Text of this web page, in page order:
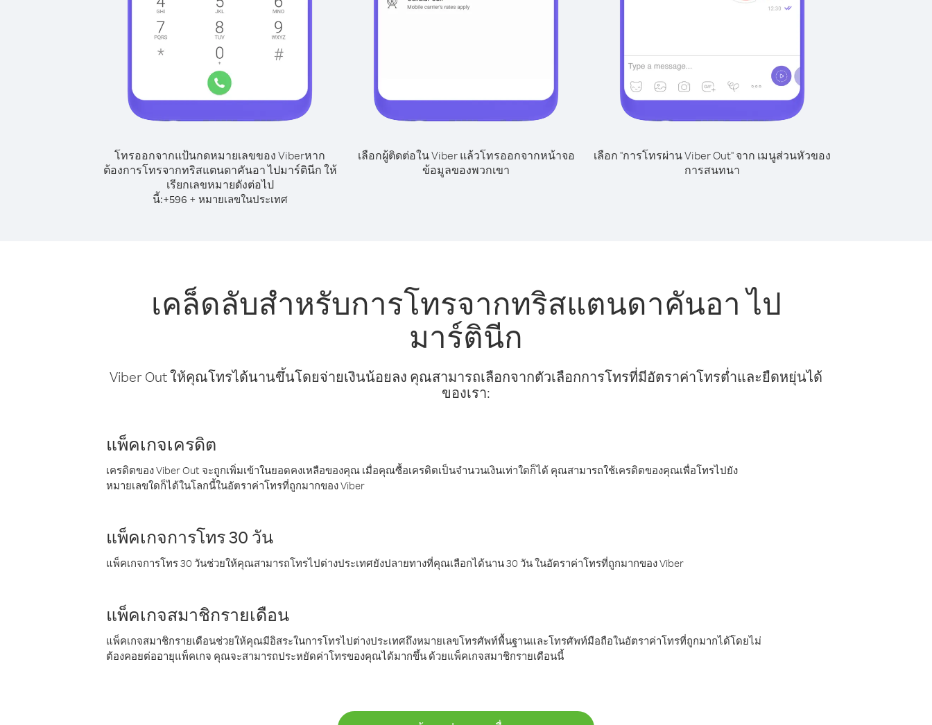
โทรออกจากแป้นกดหมายเลขของ Viberหาก
ต้องการโทรจากทริสแตนดาคันอา ไปมาร์ตินีก ให้
เรียกเลขหมายดังต่อไป
นี้:+596 + หมายเลขในประเทศ
เลือกผู้ติดต่อใน Viber แล้วโทรออกจากหน้าจอ
ข้อมูลของพวกเขา
เลือก "การโทรผ่าน Viber Out" จาก เมนูส่วนหัวของ
การสนทนา
เคล็ดลับสำหรับการโทรจากทริสแตนดาคันอา ไป
มาร์ตินีก
Viber Out ให้คุณโทรได้นานขึ้นโดยจ่ายเงินน้อยลง คุณสามารถเลือกจากตัวเลือกการโทรที่มีอัตราค่าโทรต่ำและยืดหยุ่นได้
ของเรา:
แพ็คเกจเครดิต
เครดิตของ Viber Out จะถูกเพิ่มเข้าในยอดคงเหลือของคุณ เมื่อคุณซื้อเครดิตเป็นจำนวนเงินเท่าใดก็ได้ คุณสามารถใช้เครดิตของคุณเพื่อโทรไปยัง
หมายเลขใดก็ได้ในโลกนี้ในอัตราค่าโทรที่ถูกมากของ Viber
แพ็คเกจการโทร 30 วัน
แพ็คเกจการโทร 30 วันช่วยให้คุณสามารถโทรไปต่างประเทศยังปลายทางที่คุณเลือกได้นาน 30 วัน ในอัตราค่าโทรที่ถูกมากของ Viber
แพ็คเกจสมาชิกรายเดือน
แพ็คเกจสมาชิกรายเดือนช่วยให้คุณมีอิสระในการโทรไปต่างประเทศถึงหมายเลขโทรศัพท์พื้นฐานและโทรศัพท์มือถือในอัตราค่าโทรที่ถูกมากได้โดยไม่
ต้องคอยต่ออายุแพ็คเกจ คุณจะสามารถประหยัดค่าโทรของคุณได้มากขึ้น ด้วยแพ็คเกจสมาชิกรายเดือนนี้